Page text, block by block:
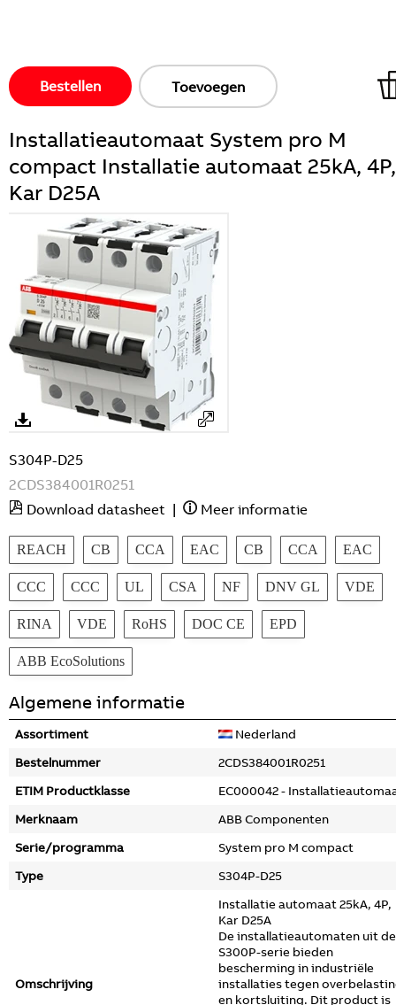
Bestellen Toevoegen
Installatieautomaat System pro M
compact Installatie automaat 25kA, 4P,
Kar D25A
S304P-D25
2CDS384001R0251
Download datasheet | Meer informatie
REACH CB CCA EAC CB CCA EAC
CCC CCC UL CSA NF DNV GL VDE
RINA VDE RoHS DOC CE EPD
ABB EcoSolutions
Algemene informatie
Assortiment
Nederland
Bestelnummer
2CDS384001R0251
ETIM Productklasse
EC000042 -
Merknaam
ABB Componenten
Serie/programma
System pro M compact
Type
S304P-D25
Omschrijving
Installatie automaat 25kA, 4P,
Kar D25A
De installatieautomaten uit de
S300P-serie bieden
bescherming in industriële
installaties tegen
en kortsluiting. Dit product is